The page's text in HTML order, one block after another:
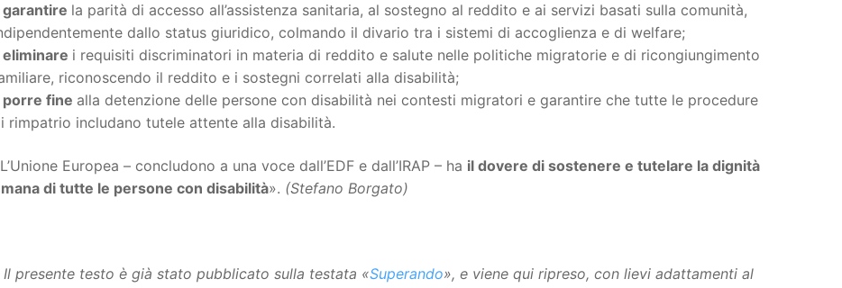
garantire la parità di accesso all’assistenza sanitaria, al sostegno al reddito e ai servizi basati sulla comunità,
dallo status giuridico, colmando il divario tra i sistemi di accoglienza e di welfare;
eliminare i requisiti discriminatori in materia di reddito e salute nelle politiche migratorie e di ricongiungimento
riconoscendo il reddito e i sostegni correlati alla disabilità;
porre fine alla detenzione delle persone con disabilità nei contesti migratori e garantire che tutte le procedure
rimpatrio includano tutele attente alla disabilità.
Europea – concludono a una voce dall’EDF e dall’IRAP – ha il dovere di sostenere e tutelare la dignità
di tutte le persone con disabilità». (Stefano Borgato)
Il presente testo è già stato pubblicato sulla testata «Superando», e viene qui ripreso, con lievi adattamenti al